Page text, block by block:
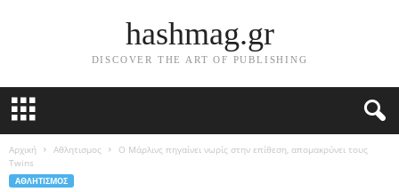
hashmag.gr
DISCOVER THE ART OF PUBLISHING
Αρχική Αθλητισμος
Ο Μάρλινς πηγαίνει νωρίς στην επίθεση, απομακρύνει τους
Twins
ΑΘΛΗΤΙΣΜΟΣ